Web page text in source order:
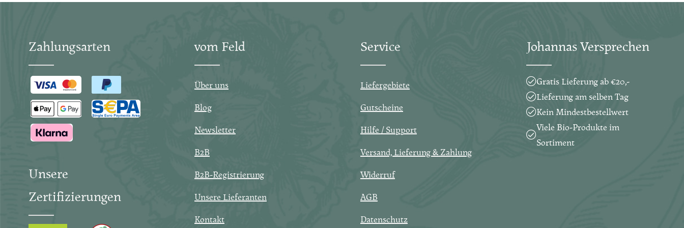
AGBgelesen und bin mit ihnen
einverstanden.
Nutzungsbedingungen.
Felder sind Pflichtfelder.
Zahlungsarten vom Feld
Über uns
Blog
Newsletter
B2B
B2B-Registrierung
Unsere Lieferanten
Kontakt
Service
Liefergebiete
Gutscheine
Hilfe / Support
Versand, Lieferung & Zahlung
Widerruf
AGB
Datenschutz
Johannas Versprechen
Gratis Lieferung ab €20,-
Lieferung am selben Tag
Kein Mindestbestellwert
Viele Bio-Produkte im
Sortiment
Unsere
Zertifizierungen